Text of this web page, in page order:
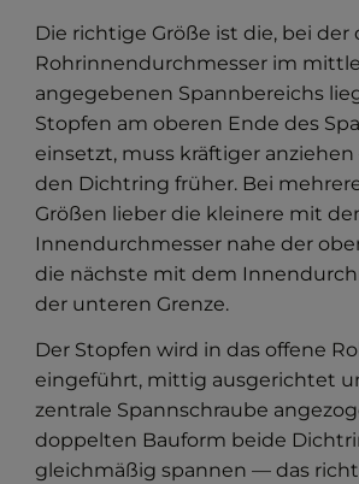
Die richtige Größe ist die, bei der
Rohrinnendurchmesser im
angegebenen Spannbereichs
Stopfen am oberen Ende des
einsetzt, muss kräftiger
den Dichtring früher. Bei
Größen lieber die kleinere mit
Innendurchmesser nahe der
die nächste mit dem
der unteren Grenze.
Der Stopfen wird in das offene
eingeführt, mittig ausgerichtet
zentrale Spannschraube
doppelten Bauform beide
gleichmäßig spannen — das